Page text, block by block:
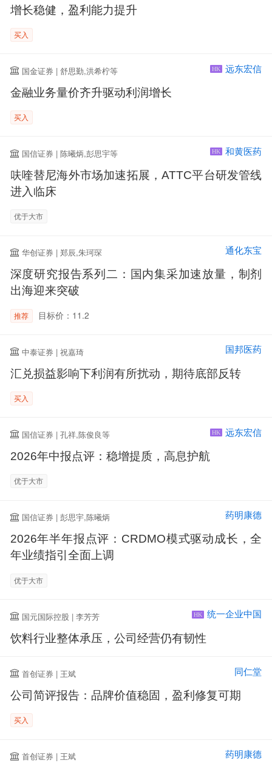
增长稳健，盈利能力提升
买入
国金证券 | 舒思勤,洪希柠等 HK 远东宏信
金融业务量价齐升驱动利润增长
买入
国信证券 | 陈曦炳,彭思宇等 HK 和黄医药
呋喹替尼海外市场加速拓展，ATTC平台研发管线
进入临床
优于大市
华创证券 | 郑辰,朱珂琛 通化东宝
深度研究报告系列二：国内集采加速放量，制剂
出海迎来突破
推荐 目标价：11.2
中泰证券 | 祝嘉琦 国邦医药
汇兑损益影响下利润有所扰动，期待底部反转
买入
国信证券 | 孔祥,陈俊良等 HK 远东宏信
2026年中报点评：稳增提质，高息护航
优于大市
国信证券 | 彭思宇,陈曦炳 药明康德
2026年半年报点评：CRDMO模式驱动成长，全
年业绩指引全面上调
优于大市
国元国际控股 | 李芳芳 HK 统一企业中国
饮料行业整体承压，公司经营仍有韧性
首创证券 | 王斌 同仁堂
公司简评报告：品牌价值稳固，盈利修复可期
买入
首创证券 | 王斌 药明康德